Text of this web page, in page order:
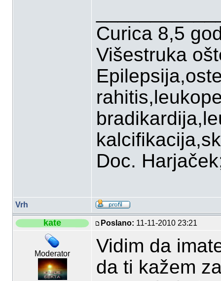
Curica 8,5
Višestruka
Doc.
Vrh
kate Poslano: 11-11-2010 23:21
Moderator
Vidim da
da ti kažem